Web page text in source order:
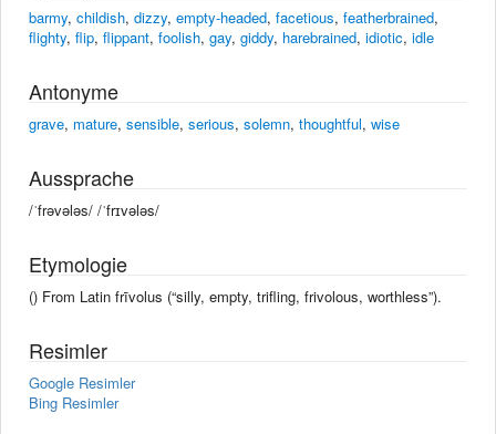
barmy, childish, dizzy, empty-headed, facetious, featherbrained,
flighty, flip, flippant, foolish, gay, giddy, harebrained, idiotic, idle
Antonyme
grave, mature, sensible, serious, solemn, thoughtful, wise
Aussprache
/ˈfrəvələs/ /ˈfrɪvələs/
Etymologie
() From Latin frīvolus (“silly, empty, trifling, frivolous, worthless”).
Resimler
Google Resimler
Bing Resimler